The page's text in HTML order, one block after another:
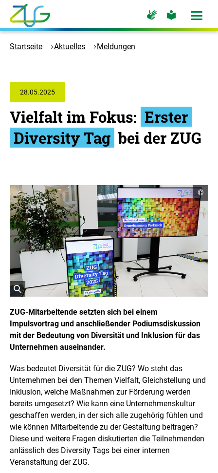
Zum
Hauptinhalt
springen
Logo
Zukunft
Zur
Startseite
Zur
Seite
Gebärdensprache
Zur
Seite
leichte
Menü
Startseite Aktuelles Meldungen
28.05.2025
Vielfalt im Fokus: Erster
Diversity Tag bei der ZUG
f
f
n
e
t
i
l
d
i
n
e
i
n
e
r
v
e
C
o
p
y
r
i
g
t
I
i
o
n
f
©
ZUG-Mitarbeitende setzten sich bei einem
Impulsvortrag und anschließender Podiumsdiskussion
mit der Bedeutung von Diversität und Inklusion für das
Unternehmen auseinander.
Was bedeutet Diversität für die ZUG? Wo steht das
Unternehmen bei den Themen Vielfalt, Gleichstellung und
Inklusion, welche Maßnahmen zur Förderung werden
bereits umgesetzt? Wie kann eine Unternehmenskultur
geschaffen werden, in der sich alle zugehörig fühlen und
wie können Mitarbeitende zu der Gestaltung beitragen?
Diese und weitere Fragen diskutierten die Teilnehmenden
anlässlich des Diversity Tags bei einer internen
Veranstaltung der ZUG.